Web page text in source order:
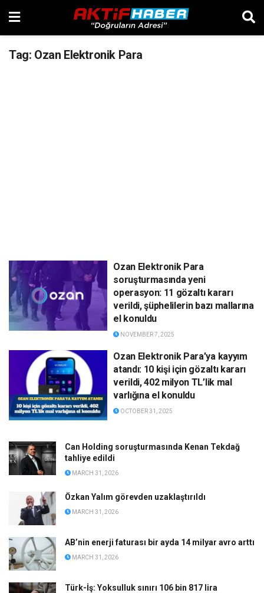
Tag: Ozan Elektronik Para
Ozan Elektronik Para
soruşturmasında yeni
operasyon: 11 gözaltı kararı
verildi, şüphelilerin bazı mallarına
el konuldu
NOVEMBER 7, 2025
Ozan Elektronik Para’ya kayyım
atandı: 10 kişi için gözaltı kararı
verildi, 402 milyon TL’lik mal
varlığına el konuldu
OCTOBER 31, 2025
Can Holding soruşturmasında Kenan Tekdağ
tahliye edildi
MARCH 31, 2026
Özkan Yalım görevden uzaklaştırıldı
MARCH 31, 2026
AB’nin enerji faturası bir ayda 14 milyar avro arttı
MARCH 31, 2026
Türk-İş: Yoksulluk sınırı 106 bin 817 lira